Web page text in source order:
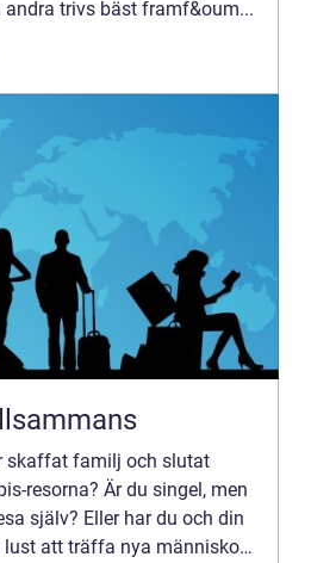
trivs bäst framf&oum...
skaffat familj och slutat
resorna? Är du singel, men
själv? Eller har du och din
lust att träffa nya människor